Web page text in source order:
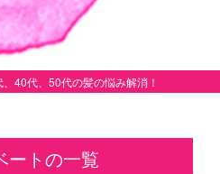
40代、50代の髪の悩み解消！
ートの一覧